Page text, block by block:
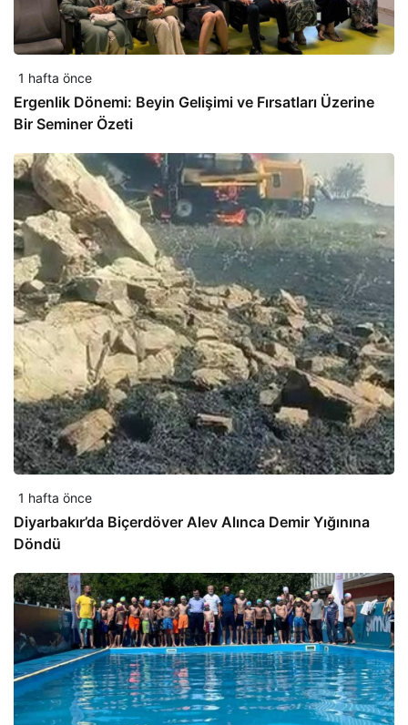
1 hafta önce
Ergenlik Dönemi: Beyin Gelişimi ve Fırsatları Üzerine
Bir Seminer Özeti
1 hafta önce
Diyarbakır’da Biçerdöver Alev Alınca Demir Yığınına
Döndü